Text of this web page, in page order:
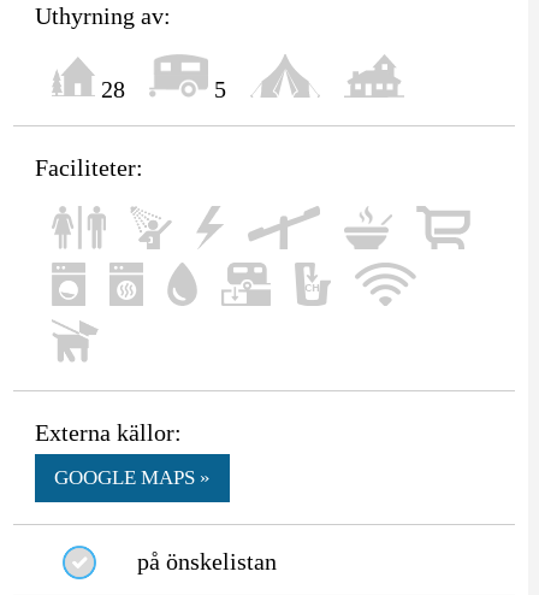
Uthyrning av:
28 5
Faciliteter:
Externa källor:
GOOGLE MAPS »
på önskelistan